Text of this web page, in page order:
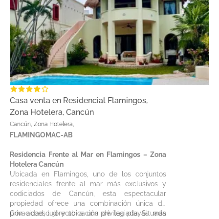
Casa venta en Residencial Flamingos,
Zona Hotelera, Cancún
Cancún, Zona Hotelera,
FLAMINGOMAC-AB
Residencia Frente al Mar en Flamingos – Zona
Hotelera Cancún
Ubicada en Flamingos, uno de los conjuntos
residenciales frente al mar más exclusivos y
codiciados de Cancún, esta espectacular
propiedad ofrece una combinación única de
privacidad, lujo y ubicación privilegiada. Situada
Con acceso directo a una de las playas más